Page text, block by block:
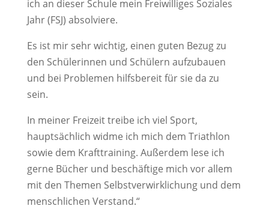
ich an dieser Schule mein Freiwilliges Soziales
Jahr (FSJ) absolviere.
Es ist mir sehr wichtig, einen guten Bezug zu
den Schülerinnen und Schülern aufzubauen
und bei Problemen hilfsbereit für sie da zu
sein.
In meiner Freizeit treibe ich viel Sport,
hauptsächlich widme ich mich dem Triathlon
sowie dem Krafttraining. Außerdem lese ich
gerne Bücher und beschäftige mich vor allem
mit den Themen Selbstverwirklichung und dem
menschlichen Verstand.“